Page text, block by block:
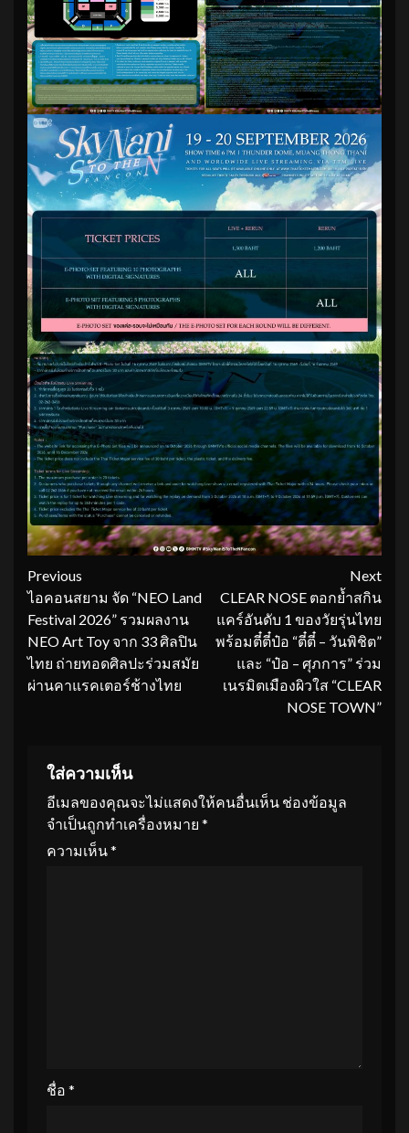
Continue
Reading
Previous
ไอคอนสยาม จัด “NEO Land
Festival 2026” รวมผลงาน
NEO Art Toy จาก 33 ศิลปิน
ไทย ถ่ายทอดศิลปะร่วมสมัย
ผ่านคาแรคเตอร์ช้างไทย
Next
CLEAR NOSE ตอกย้ำสกิน
แคร์อันดับ 1 ของวัยรุ่นไทย
พร้อมตี๋ตี๋ป๋อ “ตี๋ตี๋ – วันพิชิต”
และ “ป๋อ – ศุภการ” ร่วม
เนรมิตเมืองผิวใส “CLEAR
NOSE TOWN”
ใส่ความเห็น
อีเมลของคุณจะไม่แสดงให้คนอื่นเห็น ช่องข้อมูล
จำเป็นถูกทำเครื่องหมาย *
ความเห็น*
ชื่อ *